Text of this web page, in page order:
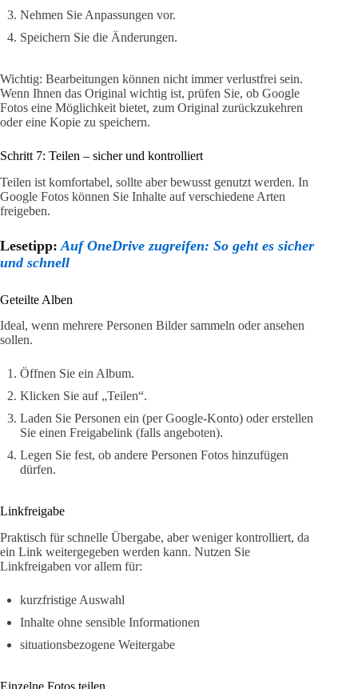
Nehmen Sie Anpassungen vor.
Speichern Sie die Änderungen.
Wichtig: Bearbeitungen können nicht immer verlustfrei sein.
Wenn Ihnen das Original wichtig ist, prüfen Sie, ob Google
Fotos eine Möglichkeit bietet, zum Original zurückzukehren
oder eine Kopie zu speichern.
Schritt 7: Teilen – sicher und kontrolliert
Teilen ist komfortabel, sollte aber bewusst genutzt werden. In
Google Fotos können Sie Inhalte auf verschiedene Arten
freigeben.
Lesetipp: Auf OneDrive zugreifen: So geht es sicher
und schnell
Geteilte Alben
Ideal, wenn mehrere Personen Bilder sammeln oder ansehen
sollen.
Öffnen Sie ein Album.
Klicken Sie auf „Teilen“.
Laden Sie Personen ein (per Google-Konto) oder erstellen
Sie einen Freigabelink (falls angeboten).
Legen Sie fest, ob andere Personen Fotos hinzufügen
dürfen.
Linkfreigabe
Praktisch für schnelle Übergabe, aber weniger kontrolliert, da
ein Link weitergegeben werden kann. Nutzen Sie
Linkfreigaben vor allem für:
kurzfristige Auswahl
Inhalte ohne sensible Informationen
situationsbezogene Weitergabe